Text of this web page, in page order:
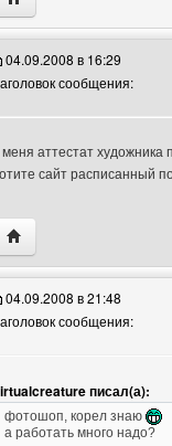
профиль
04.09.2008 в 16:29
сообщения:
меня аттестат художника
сайт расписанный
Посетить сайт
04.09.2008 в 21:48
сообщения:
писал(а):
фотошоп, корел знаю
а работать много надо?